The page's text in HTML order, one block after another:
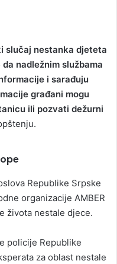
slučaj nestanka djeteta
nadležnim službama
i sarađuju
građani mogu
ili pozvati dežurni
Republike Srpske
organizacije AMBER
života nestale djece.
policije Republike
za oblast nestale